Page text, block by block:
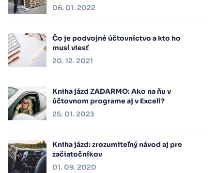
06. 01. 2022
Čo je podvojné účtovníctvo a kto ho
musí viesť
20. 12. 2021
Kniha jázd ZADARMO: Ako na ňu v
účtovnom programe aj v Exceli?
25. 01. 2023
Kniha jázd: zrozumiteľný návod aj pre
začiatočníkov
01. 09. 2020